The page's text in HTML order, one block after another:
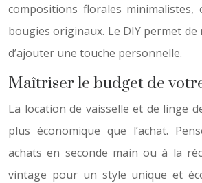
compositions florales
bougies originaux. Le DIY permet
d’ajouter une touche personnelle.
Maîtriser le budget de
La location de vaisselle et de linge
plus économique que l’achat.
achats en seconde main ou à la
vintage pour un style unique et